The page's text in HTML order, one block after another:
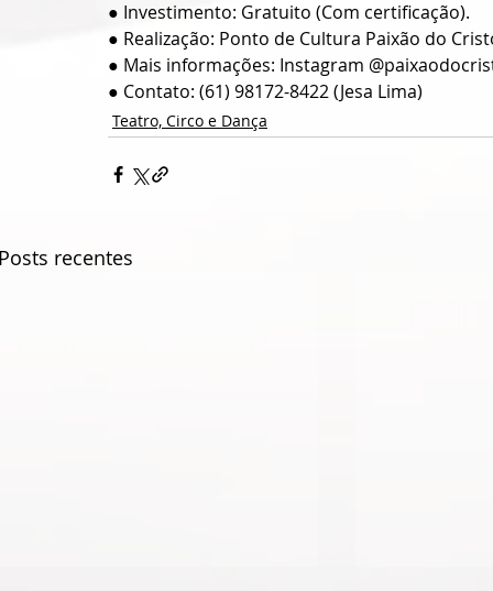
● Investimento: Gratuito (Com certificação).
● Realização: Ponto de Cultura Paixão do
● Mais informações: Instagram
● Contato: (61) 98172-8422 (Jesa Lima)
Teatro, Circo e Dança
recentes